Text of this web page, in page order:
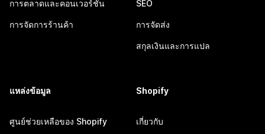
การตลาดและคอนเวอร์ชัน
การจัดการร้านค้า
SEO
การจัดส่ง
สกุลเงินและการแปล
แหล่งข้อมูล
ศูนย์ช่วยเหลือของ Shopify
Shopify
เกี่ยวกับ